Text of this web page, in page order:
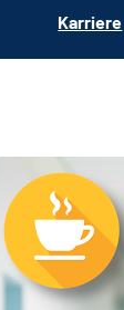
Karriere